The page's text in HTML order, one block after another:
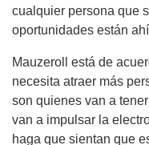
cualquier persona que
oportunidades están
Mauzeroll está de
necesita atraer más
son quienes van a
van a impulsar la
haga que sientan que